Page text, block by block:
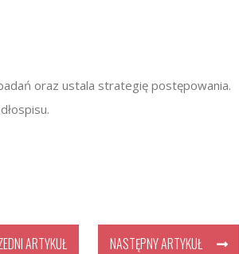
oraz ustala strategię postępowania.
ARTYKUŁ NASTĘPNY ARTYKUŁ